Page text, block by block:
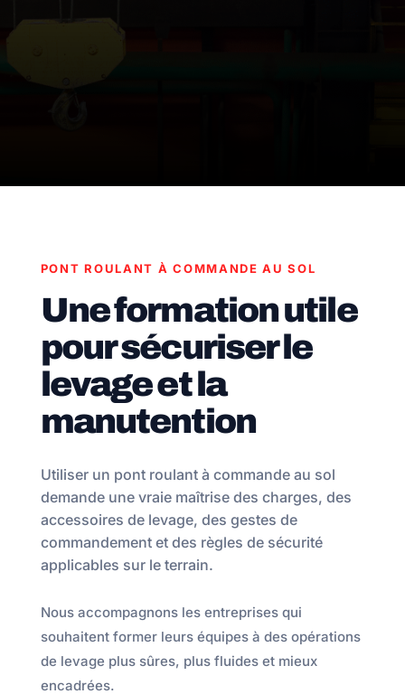
PONT ROULANT À COMMANDE AU SOL
Une formation utile
pour sécuriser le
levage et la
manutention
Utiliser un pont roulant à commande au sol
demande une vraie maîtrise des charges, des
accessoires de levage, des gestes de
commandement et des règles de sécurité
applicables sur le terrain.
Nous accompagnons les entreprises qui
souhaitent former leurs équipes à des opérations
de levage plus sûres, plus fluides et mieux
encadrées.